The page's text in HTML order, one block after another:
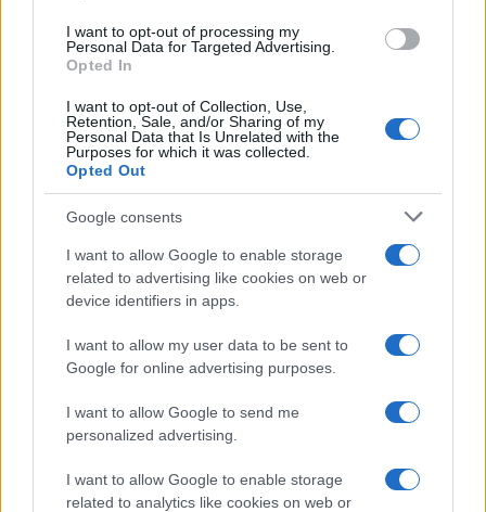
I want to opt-out of processing my
Personal Data for Targeted Advertising.
Opted In
I want to opt-out of Collection, Use,
Retention, Sale, and/or Sharing of my
Personal Data that Is Unrelated with the
Purposes for which it was collected.
Opted Out
Google consents
I want to allow Google to enable storage
related to advertising like cookies on web or
device identifiers in apps.
I want to allow my user data to be sent to
Google for online advertising purposes.
I want to allow Google to send me
personalized advertising.
I want to allow Google to enable storage
related to analytics like cookies on web or
CIENCIA Y TECNOLOGÍA
Un hombre compra el primer mensaje
SMS de la historia por 107.000 euros
Un canadiense compra el primer mensaje de texto…
CIENCIA Y TECNOLOGÍA